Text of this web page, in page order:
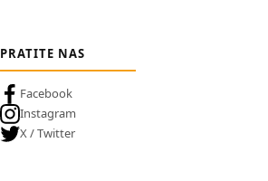
PRATITE NAS
Facebook
Instagram
X / Twitter